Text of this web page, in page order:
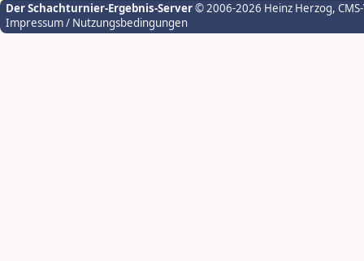
Der Schachturnier-Ergebnis-Server© 2006-2026 Heinz Herzog,
Impressum / Nutzungsbedingungen